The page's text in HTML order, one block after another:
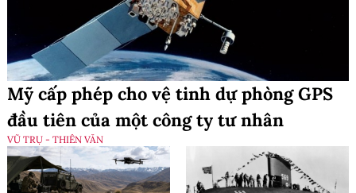
Mỹ cấp phép cho vệ tinh dự phòng GPS
đầu tiên của một công ty tư nhân
VŨ TRỤ - THIÊN VĂN